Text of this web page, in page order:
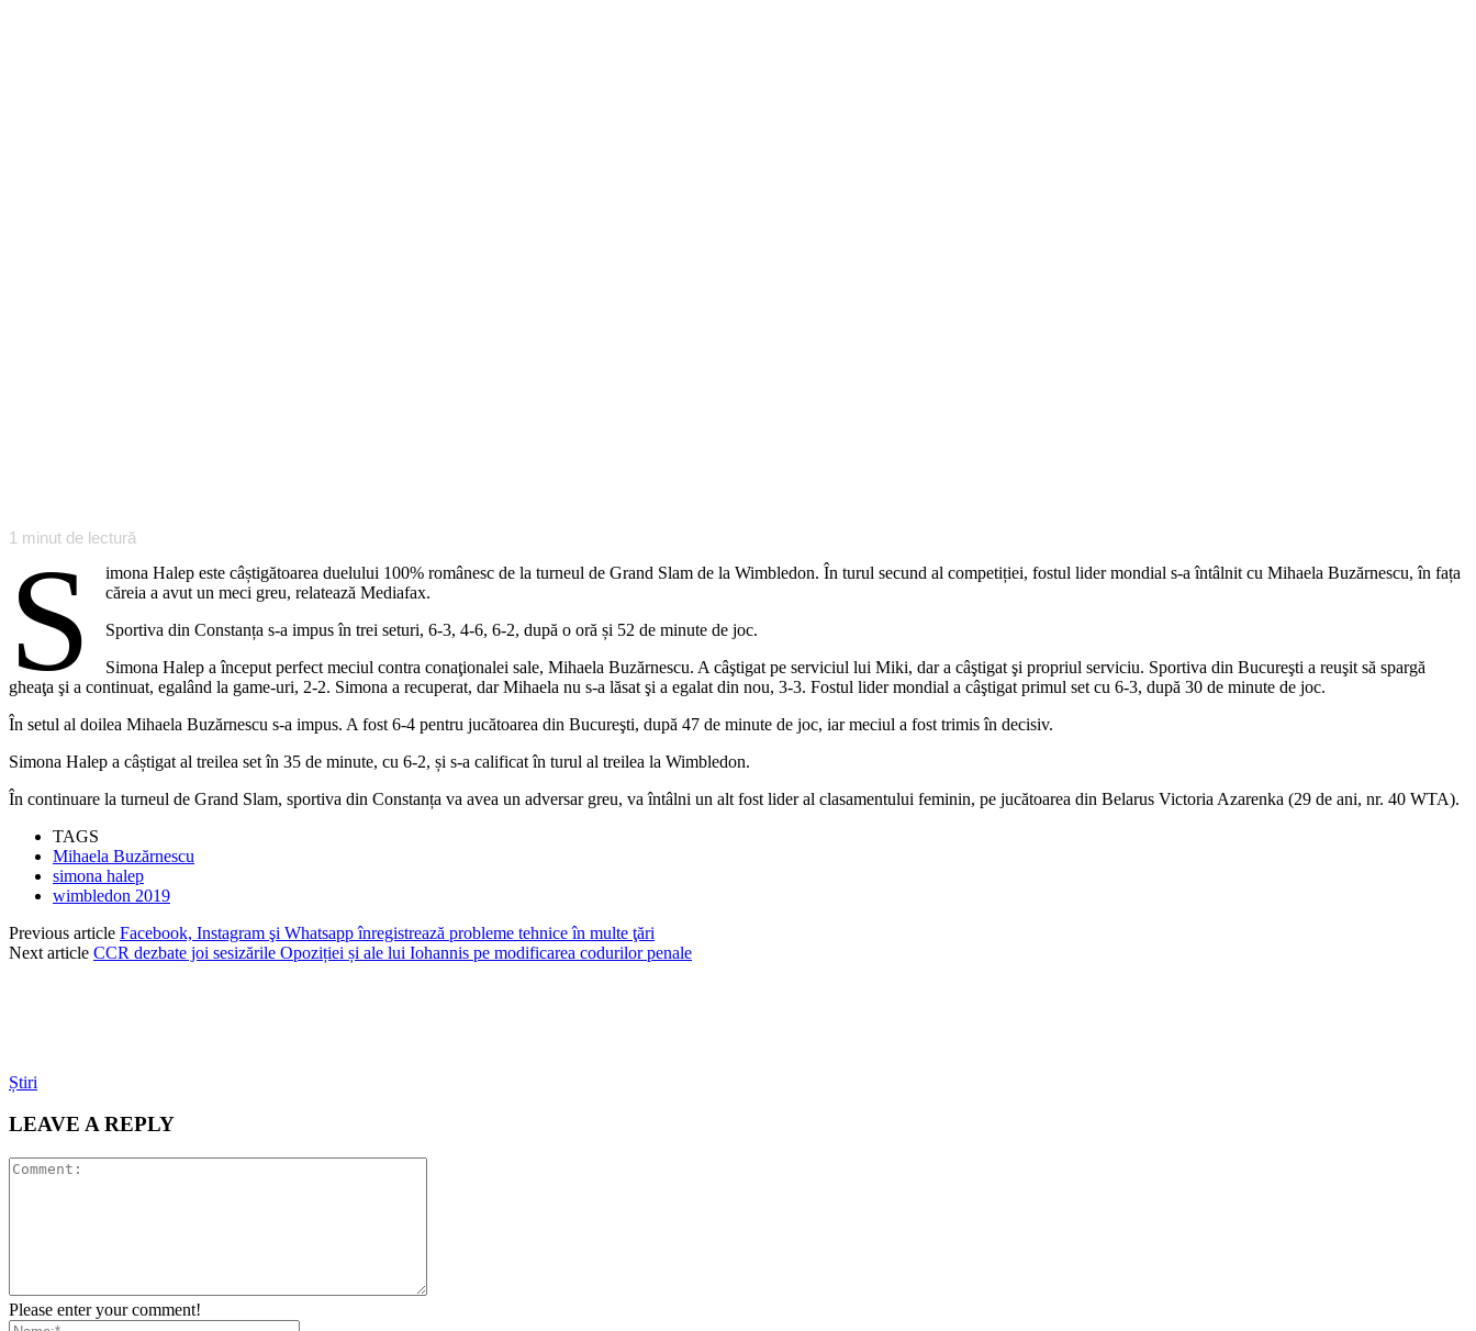
1 minut de lectură
S
imona Halep este câștigătoarea duelului 100% românesc de la turneul de Grand Slam de la Wimbledon. În turul secund al competiției, fostul lider mondial s-a întâlnit cu Mihaela Buzărnescu, în fața
căreia a avut un meci greu, relatează Mediafax.
Sportiva din Constanța s-a impus în trei seturi, 6-3, 4-6, 6-2, după o oră și 52 de minute de joc.
Simona Halep a început perfect meciul contra conaţionalei sale, Mihaela Buzărnescu. A câştigat pe serviciul lui Miki, dar a câştigat şi propriul serviciu. Sportiva din Bucureşti a reuşit să spargă
gheaţa şi a continuat, egalând la game-uri, 2-2. Simona a recuperat, dar Mihaela nu s-a lăsat şi a egalat din nou, 3-3. Fostul lider mondial a câştigat primul set cu 6-3, după 30 de minute de joc.
În setul al doilea Mihaela Buzărnescu s-a impus. A fost 6-4 pentru jucătoarea din Bucureşti, după 47 de minute de joc, iar meciul a fost trimis în decisiv.
Simona Halep a câștigat al treilea set în 35 de minute, cu 6-2, și s-a calificat în turul al treilea la Wimbledon.
În continuare la turneul de Grand Slam, sportiva din Constanța va avea un adversar greu, va întâlni un alt fost lider al clasamentului feminin, pe jucătoarea din Belarus Victoria Azarenka (29 de ani, nr. 40 WTA).
TAGS
Mihaela Buzărnescu
simona halep
wimbledon 2019
Previous article Facebook, Instagram şi Whatsapp înregistrează probleme tehnice în multe ţări
Next article CCR dezbate joi sesizările Opoziției și ale lui Iohannis pe modificarea codurilor penale
Știri
LEAVE A REPLY
Please enter your comment!